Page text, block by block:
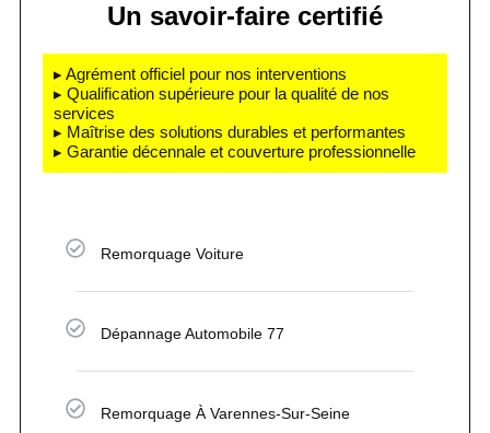
Un savoir-faire certifié
▸ Agrément officiel pour nos interventions
▸ Qualification supérieure pour la qualité de nos
services
▸ Maîtrise des solutions durables et performantes
▸ Garantie décennale et couverture professionnelle
Remorquage Voiture
Dépannage Automobile 77
Remorquage À Varennes-Sur-Seine